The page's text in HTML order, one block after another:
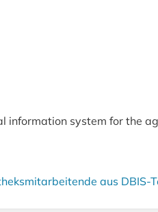
information system for the
aus DBIS-